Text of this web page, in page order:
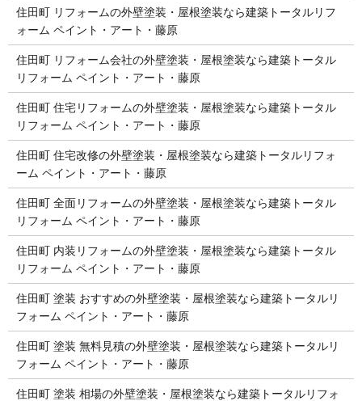
住田町 リフォームの外壁塗装・屋根塗装なら建築トータルリフ
ォーム ペイント・アート・藤原
住田町 リフォーム会社の外壁塗装・屋根塗装なら建築トータル
リフォーム ペイント・アート・藤原
住田町 住宅リフォームの外壁塗装・屋根塗装なら建築トータル
リフォーム ペイント・アート・藤原
住田町 住宅改修の外壁塗装・屋根塗装なら建築トータルリフォ
ーム ペイント・アート・藤原
住田町 全面リフォームの外壁塗装・屋根塗装なら建築トータル
リフォーム ペイント・アート・藤原
住田町 内装リフォームの外壁塗装・屋根塗装なら建築トータル
リフォーム ペイント・アート・藤原
住田町 塗装 おすすめの外壁塗装・屋根塗装なら建築トータルリ
フォーム ペイント・アート・藤原
住田町 塗装 無料見積の外壁塗装・屋根塗装なら建築トータルリ
フォーム ペイント・アート・藤原
住田町 塗装 相場の外壁塗装・屋根塗装なら建築トータルリフォ